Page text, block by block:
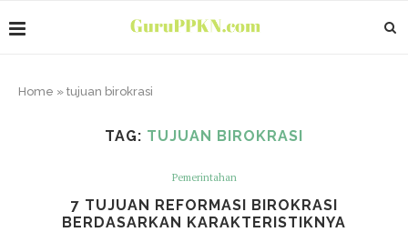
Home » tujuan birokrasi
TAG: TUJUAN BIROKRASI
Pemerintahan
7 TUJUAN REFORMASI BIROKRASI
BERDASARKAN KARAKTERISTIKNYA